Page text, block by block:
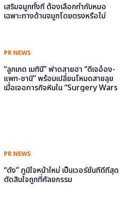
เสริมจมูกทั้งที ต้องเลือกทำกับหมอ
เฉพาะทางด้านจมูกโดยตรงหรือไม่
PR NEWS
“ลูกเกด เมทินี” ฟาดสายฮา “ดีเจอ๋อง-
แพท-ซานิ” พร้อมเปลี่ยนโหมดสายลุย
เมื่อเจอภารกิจหินใน “Surgery Wars
PR NEWS
“ดัง” ภูมิใจหน้าใหม่ เป็นเวอร์ชั่นที่ดีที่สุด
ตัดสินใจถูกที่ศัลยกรรม